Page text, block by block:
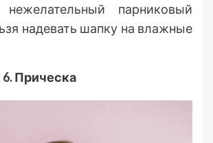
нежелательный парниковый
надевать шапку на влажные
Прическа